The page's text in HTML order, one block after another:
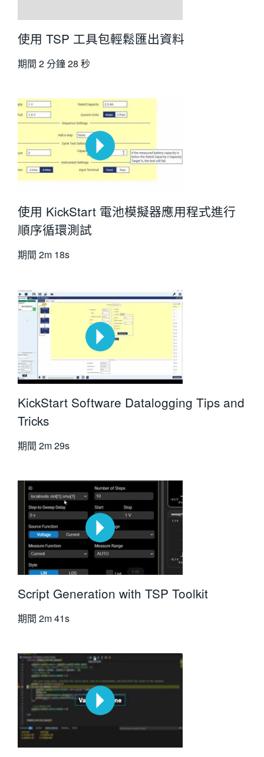
使用 TSP 工具包輕鬆匯出資料
期間 2 分鐘 28 秒
使用 KickStart 電池模擬器應用程式進行
順序循環測試
期間 2m 18s
KickStart Software Datalogging Tips and
Tricks
期間 2m 29s
Script Generation with TSP Toolkit
期間 2m 41s